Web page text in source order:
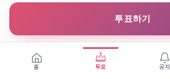
hee1004
멋져요~
투표하기
홈 투표 공지